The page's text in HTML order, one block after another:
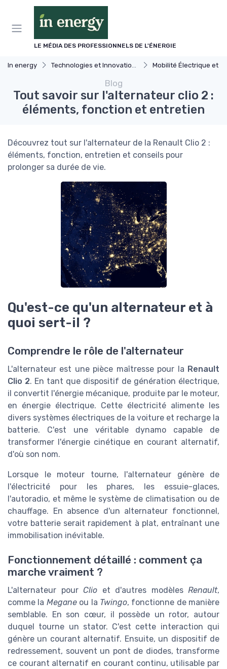
LE MÉDIA DES PROFESSIONNELS DE L'ÉNERGIE
In energy Technologies et Innovations dans l'énergie Mobilité Électrique et Recharge
Blog
Tout savoir sur l'alternateur clio 2 :
éléments, fonction et entretien
Découvrez tout sur l'alternateur de la Renault Clio 2 :
éléments, fonction, entretien et conseils pour
prolonger sa durée de vie.
Qu'est-ce qu'un alternateur et à
quoi sert-il ?
Comprendre le rôle de l'alternateur
L'alternateur est une pièce maîtresse pour la Renault
Clio 2. En tant que dispositif de génération électrique,
il convertit l'énergie mécanique, produite par le moteur,
en énergie électrique. Cette électricité alimente les
divers systèmes électriques de la voiture et recharge la
batterie. C'est une véritable dynamo capable de
transformer l'énergie cinétique en courant alternatif,
d'où son nom.
Lorsque le moteur tourne, l'alternateur génère de
l'électricité pour les phares, les essuie-glaces,
l'autoradio, et même le système de climatisation ou de
chauffage. En absence d'un alternateur fonctionnel,
votre batterie serait rapidement à plat, entraînant une
immobilisation inévitable.
Fonctionnement détaillé : comment ça
marche vraiment ?
L'alternateur pour Clio et d'autres modèles Renault,
comme la Meganeou la Twingo, fonctionne de manière
semblable. En son cœur, il possède un rotor, autour
duquel tourne un stator. C'est cette interaction qui
génère un courant alternatif. Ensuite, un dispositif de
redressement, souvent un pont de diodes, transforme
ce courant alternatif en courant continu, utilisable par
Panneau de gestion des cookies